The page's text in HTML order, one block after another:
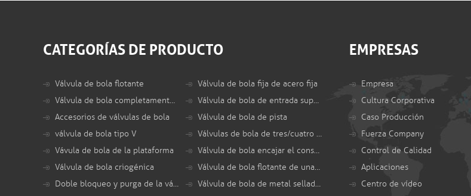
CATEGORÍAS DE PRODUCTO
Válvula de bola flotante
Válvula de bola fija de acero fija
Válvula de bola completamente soldada
Válvula de bola de entrada superior
Accesorios de válvulas de bola
Válvula de bola de pista
válvula de bola tipo V
Válvulas de bola de tres/cuatro vías
Vávula de bola de la plataforma
Válvula de bola encajar el conservar el calor
Válvula de bola criogénica
Válvula de bola flotante de una pieza
Doble bloqueo y purga de la válvula
Válvula de bola de metal sellado estanco
EMPRESAS
Empresa
Cultura Corporativa
Caso Producción
Fuerza Company
Control de Calidad
Aplicaciones
Centro de vídeo